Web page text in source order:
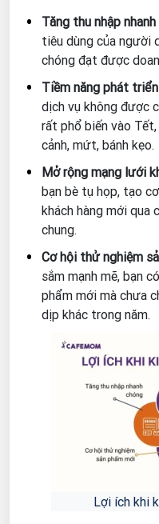
Tăng thu nhập
tiêu dùng của người
chóng đạt được
Tiềm năng phát
dịch vụ không được
rất phổ biến vào
cảnh, mứt, bánh kẹo.
Mở rộng mạng lưới
bạn bè tụ họp, tạo
khách hàng mới qua
chung.
Cơ hội thử nghiệm
sắm mạnh mẽ, bạn
phẩm mới mà chưa
dịp khác trong năm.
Lợi ích khi